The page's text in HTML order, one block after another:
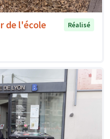
de l'école
Réalisé